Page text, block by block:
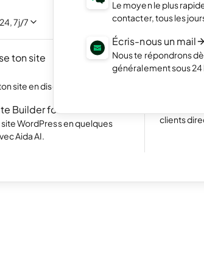
7j/7
Le moyen le plus
contacter, tous les
Écris-nous un mail
Nous te répondrons
généralement sous 24
facilement en discutant
ton site
NOUVEAU
site en discutant avec l'IA.
Builder for WP
site WordPress en quelques
Aida AI.
Mets en
portfolio
Boutique
Lance ta
produits
clients
idée.